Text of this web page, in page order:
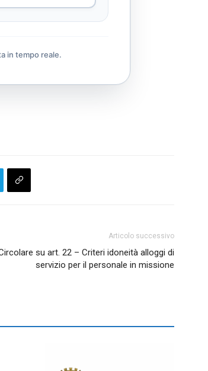
in tempo reale.
Articolo successivo
su art. 22 – Criteri idoneità alloggi di
servizio per il personale in missione